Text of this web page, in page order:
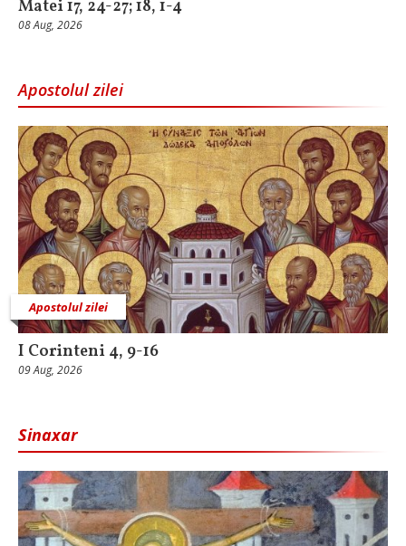
Matei 17, 24-27; 18, 1-4
08 Aug, 2026
Apostolul zilei
Apostolul zilei
I Corinteni 4, 9-16
09 Aug, 2026
Sinaxar